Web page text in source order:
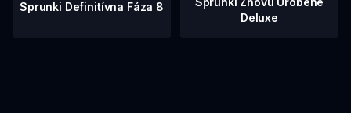
Sprunki Definitívna Fáza 8
Deluxe